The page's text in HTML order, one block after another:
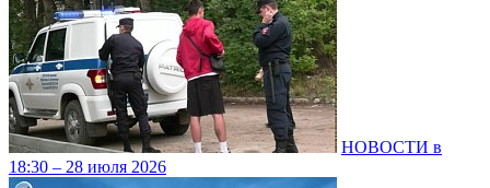
НОВОСТИ в
18:30 – 28 июля 2026